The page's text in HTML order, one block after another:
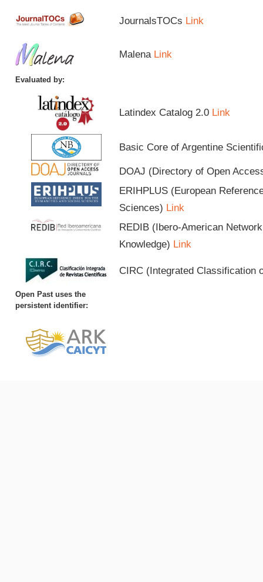
JournalsTOCs Link
Malena Link
Evaluated by:
Latindex Catalog 2.0 Link
Basic Core of Argentine
DOAJ (Directory of Open
ERIHPLUS (European
Sciences) Link
REDIB (Ibero-American
Knowledge) Link
CIRC (Integrated Classification
Open Past uses the
persistent identifier: